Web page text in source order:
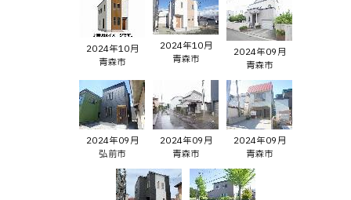
2024年10月
青森市
2024年10月
青森市
2024年09月
青森市
2024年09月
弘前市
2024年09月
青森市
2024年09月
青森市